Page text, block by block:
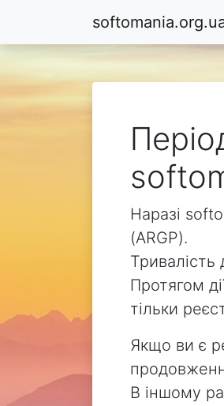
Наразі
(ARGP).
Тривалість
Протягом
тільки
Якщо ви є
В іншому